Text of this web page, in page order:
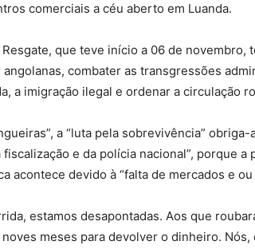
comerciais a céu aberto em Luanda.
Resgate, que teve início a 06 de novembro,
combater as transgressões
a imigração ilegal e ordenar a circulação
a “luta pela sobrevivência”
fiscalização e da polícia nacional”, porque
acontece devido à “falta de mercados e ou
estamos desapontadas. Aos que
meses para devolver o dinheiro. Nós,